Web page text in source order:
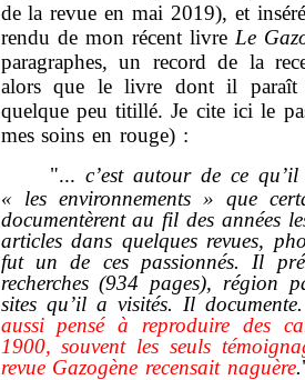
de la revue en mai 2019), et
rendu de mon récent livre Le
paragraphes, un record de la
alors que le livre dont il paraît
quelque peu titillé. Je cite ici le
mes soins en rouge) :
"...c’est autour de ce
« les environnements » que
documentèrent au fil des années
articles dans quelques revues,
fut un de ces passionnés. Il
recherches (934 pages), région
sites qu’il a visités. Il
aussi pensé à reproduire des
1900, souvent les seuls
revue Gazogène recensait naguère.